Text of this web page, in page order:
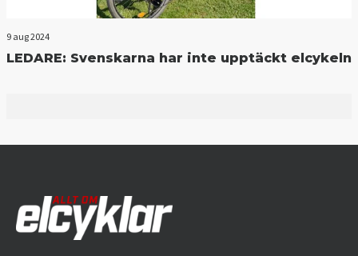
9 aug 2024
LEDARE: Svenskarna har inte upptäckt elcykeln